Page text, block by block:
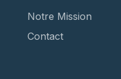
Notre Mission
Contact